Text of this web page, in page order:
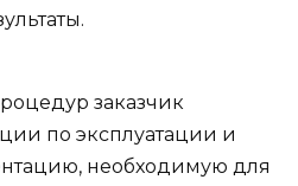
заказчик
по эксплуатации и
необходимую для